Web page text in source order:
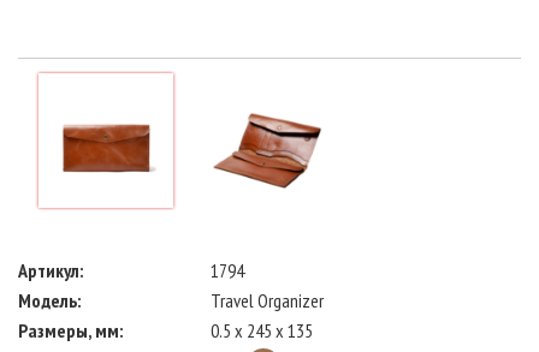
Артикул:
1794
Модель:
Travel Organizer
Размеры, мм:
0.5 x 245 x 135